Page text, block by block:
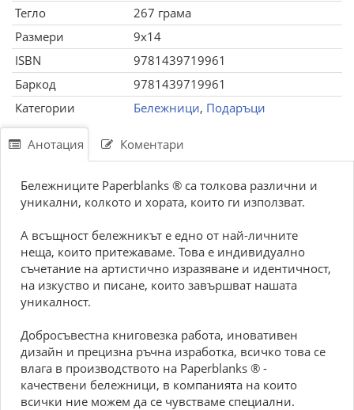
Тегло
267 грама
Размери
9x14
ISBN
9781439719961
Баркод
9781439719961
Категории
Бележници, Подаръци
Анотация Коментари
Бележниците Paperblanks ® са толкова различни и
уникални, колкото и хората, които ги използват.
А всъщност бележникът е едно от най-личните
неща, които притежаваме. Това е индивидуално
съчетание на артистично изразяване и идентичност,
на изкуство и писане, които завършват нашата
уникалност.
Добросъвестна книговезка работа, иновативен
дизайн и прецизна ръчна изработка, всичко това се
влага в производството на Paperblanks ® -
качествени бележници, в компанията на които
всички ние можем да се чувстваме специални.